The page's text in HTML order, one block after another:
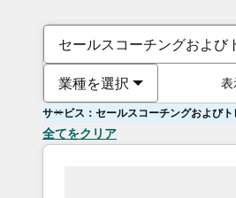
セールスコーチングおよび
業種を選択 表
サービス：セールスコーチングおよび
全てをクリア